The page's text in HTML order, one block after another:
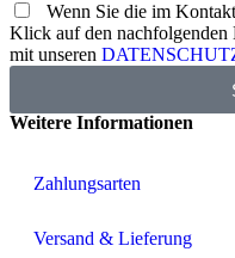
Wenn Sie die im
Klick auf den nachfolgenden
mit unseren
Weitere Informationen
Zahlungsarten
Versand & Lieferung